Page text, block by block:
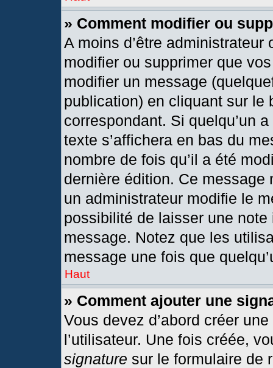
» Comment modifier ou
A moins d’être
modifier ou supprimer que
modifier un message
publication) en cliquant sur le
correspondant. Si quelqu’un
texte s’affichera en bas du
nombre de fois qu’il a été
dernière édition. Ce message
un administrateur modifie le
possibilité de laisser une
message. Notez que les
message une fois que
Haut
» Comment ajouter une
Vous devez d’abord créer
l’utilisateur. Une fois créée,
signature sur le formulaire de